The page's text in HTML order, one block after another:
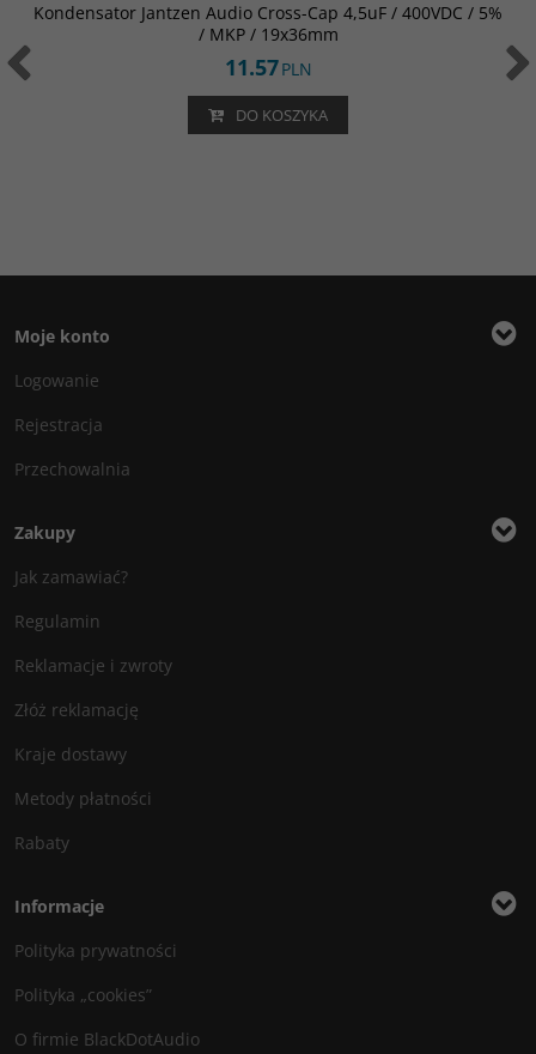
Kondensator Jantzen Audio Cross-Cap 4,5uF / 400VDC / 5%
/ MKP / 19x36mm
11.57PLN
DO KOSZYKA
Moje konto
Logowanie
Rejestracja
Przechowalnia
Zakupy
Jak zamawiać?
Regulamin
Reklamacje i zwroty
Złóż reklamację
Kraje dostawy
Metody płatności
Rabaty
Informacje
Polityka prywatności
Polityka „cookies”
O firmie BlackDotAudio